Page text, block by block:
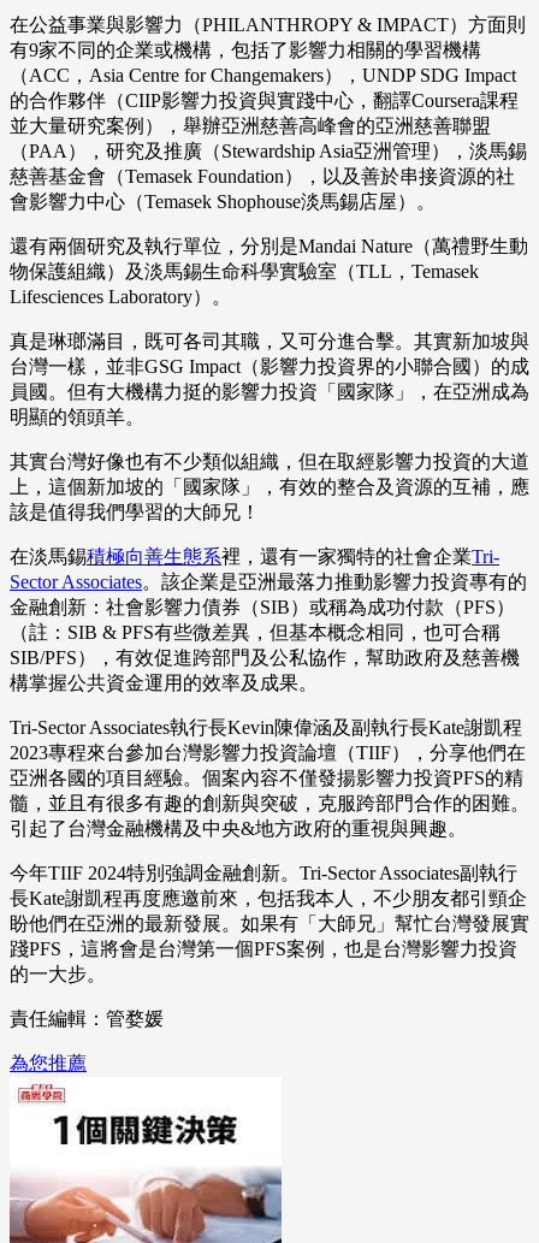
在公益事業與影響力（PHILANTHROPY & IMPACT）方面則
有9家不同的企業或機構，包括了影響力相關的學習機構
（ACC，Asia Centre for Changemakers），UNDP SDG Impact
的合作夥伴（CIIP影響力投資與實踐中心，翻譯Coursera課程
並大量研究案例），舉辦亞洲慈善高峰會的亞洲慈善聯盟
（PAA），研究及推廣（Stewardship Asia亞洲管理），淡馬錫
慈善基金會（Temasek Foundation），以及善於串接資源的社
會影響力中心（Temasek Shophouse淡馬錫店屋）。
還有兩個研究及執行單位，分別是Mandai Nature（萬禮野生動
物保護組織）及淡馬錫生命科學實驗室（TLL，Temasek
Lifesciences Laboratory）。
真是琳瑯滿目，既可各司其職，又可分進合擊。其實新加坡與
台灣一樣，並非GSG Impact（影響力投資界的小聯合國）的成
員國。但有大機構力挺的影響力投資「國家隊」，在亞洲成為
明顯的領頭羊。
其實台灣好像也有不少類似組織，但在取經影響力投資的大道
上，這個新加坡的「國家隊」，有效的整合及資源的互補，應
該是值得我們學習的大師兄！
在淡馬錫積極向善生態系裡，還有一家獨特的社會企業Tri-
Sector Associates。該企業是亞洲最落力推動影響力投資專有的
金融創新：社會影響力債券（SIB）或稱為成功付款（PFS）
（註：SIB & PFS有些微差異，但基本概念相同，也可合稱
SIB/PFS），有效促進跨部門及公私協作，幫助政府及慈善機
構掌握公共資金運用的效率及成果。
Tri-Sector Associates執行長Kevin陳偉涵及副執行長Kate謝凱程
2023專程來台參加台灣影響力投資論壇（TIIF），分享他們在
亞洲各國的項目經驗。個案內容不僅發揚影響力投資PFS的精
髓，並且有很多有趣的創新與突破，克服跨部門合作的困難。
引起了台灣金融機構及中央&地方政府的重視與興趣。
今年TIIF 2024特別強調金融創新。Tri-Sector Associates副執行
長Kate謝凱程再度應邀前來，包括我本人，不少朋友都引頸企
盼他們在亞洲的最新發展。如果有「大師兄」幫忙台灣發展實
踐PFS，這將會是台灣第一個PFS案例，也是台灣影響力投資
的一大步。
責任編輯：管婺媛
為您推薦